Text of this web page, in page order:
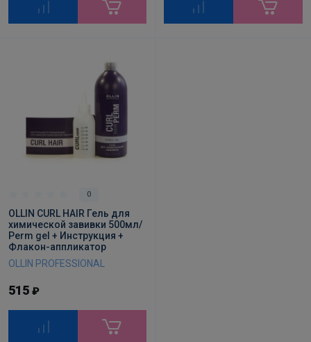
0
OLLIN CURL HAIR Гель для
химической завивки 500мл/
Perm gel + Инструкция +
Флакон-аппликатор
OLLIN PROFESSIONAL
515 ₽